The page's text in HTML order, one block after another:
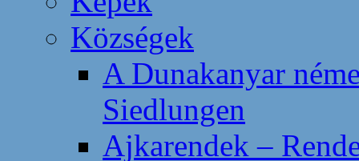
Községek
A Dunakanyar
Siedlungen
Ajkarendek –